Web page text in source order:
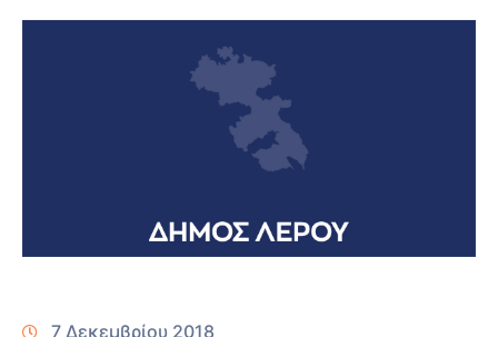
7 Δεκεμβρίου 2018